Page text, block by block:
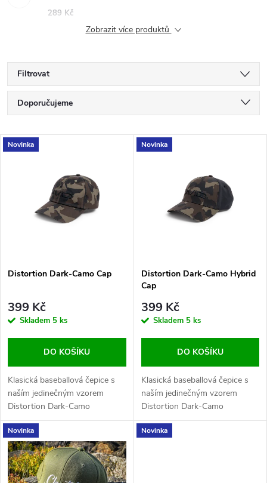
289 Kč
Zobrazit více produktů
Filtrovat
Ř
a
p
r
o
d
u
k
t
Doporučujeme
Nejdražší
Nejprodávanější
Abecedně
V
s
p
r
d
u
k
Novinka
Distortion Dark-Camo Cap
399 Kč
Skladem 5 ks
DO KOŠÍKU
Klasická baseballová čepice s
naším jedinečným vzorem
Distortion Dark-Camo
Novinka
Distortion Dark-Camo Hybrid
Cap
399 Kč
Skladem 5 ks
DO KOŠÍKU
Klasická baseballová čepice s
naším jedinečným vzorem
Distortion Dark-Camo
Novinka Novinka